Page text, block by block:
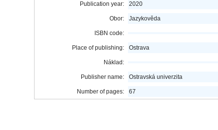
Publication year: 2020
Obor: Jazykověda
ISBN code:
Place of publishing: Ostrava
Náklad:
Publisher name: Ostravská univerzita
Number of pages: 67